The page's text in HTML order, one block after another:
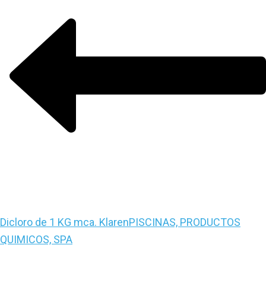
Dicloro de 1 KG mca. KlarenPISCINAS, PRODUCTOS
QUIMICOS, SPA